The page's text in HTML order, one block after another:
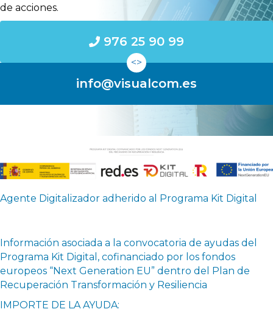
de acciones.
976 25 90 99
<>
info@visualcom.es
Agente Digitalizador adherido al Programa Kit Digital
Información asociada a la convocatoria de ayudas del
Programa Kit Digital, cofinanciado por los fondos
europeos “Next Generation EU” dentro del Plan de
Recuperación Transformación y Resiliencia
IMPORTE DE LA AYUDA: